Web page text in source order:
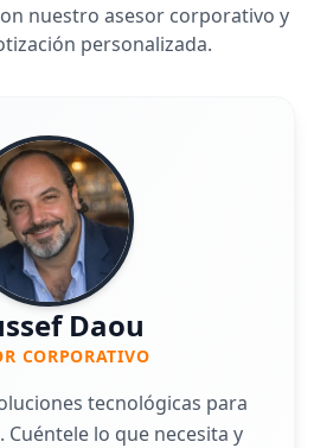
nuestro asesor corporativo y
personalizada.
Daou
CORPORATIVO
tecnológicas para
Cuéntele lo que necesita y